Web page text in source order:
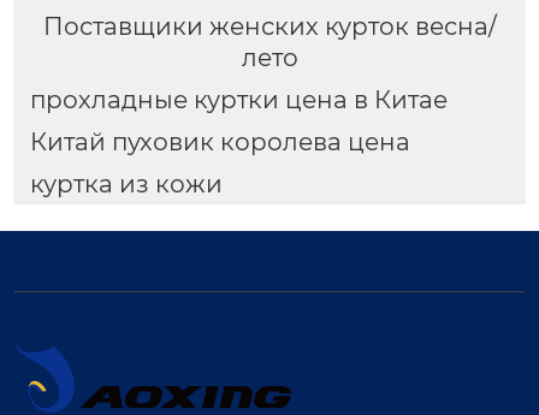
Поставщики женских курток весна/
лето
прохладные куртки цена в Китае
Китай пуховик королева цена
куртка из кожи